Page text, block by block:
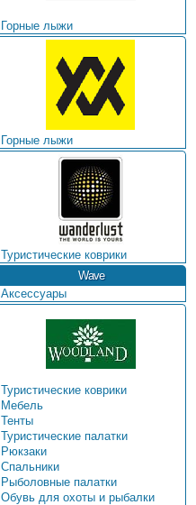
Горные лыжи
Горные лыжи
Туристические коврики
Wave
Аксессуары
Туристические коврики
Мебель
Тенты
Туристические палатки
Рюкзаки
Спальники
Рыболовные палатки
Обувь для охоты и рыбалки